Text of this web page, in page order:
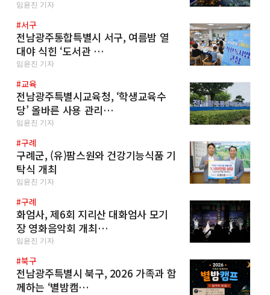
임윤진 기자
#서구
전남광주통합특별시 서구, 여름밤 열
대야 식힌 ‘도서관 …
임윤진 기자
#교육
전남광주특별시교육청, ‘학생교육수
당’ 올바른 사용 관리…
임윤진 기자
#구례
구례군, (유)팜스원와 건강기능식품 기
탁식 개최
임윤진 기자
#구례
화엄사, 제6회 지리산 대화엄사 모기
장 영화음악회 개최…
임윤진 기자
#북구
전남광주특별시 북구, 2026 가족과 함
께하는 ‘별밤캠…